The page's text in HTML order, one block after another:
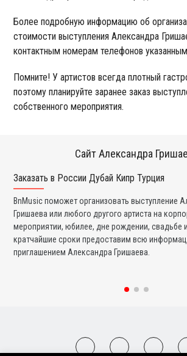
Более подробную информацию об
стоимости выступления Александра
контактным номерам телефонов
Помните! У артистов всегда плотный
поэтому планируйте заранее заказ
собственного мероприятия.
Сайт Александра
Заказать в России Дубай Кипр Турция
BnMusic поможет организовать выступление
Гришаева или любого другого артиста на
мероприятии, юбилее, дне рождении, свадьбе
кратчайшие сроки предоставим всю
приглашением Александра Гришаева.